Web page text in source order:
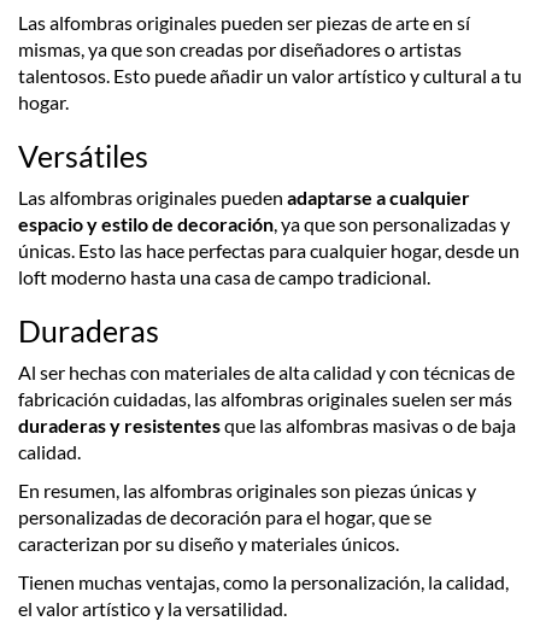
Las alfombras originales pueden ser piezas de arte en sí
mismas, ya que son creadas por diseñadores o artistas
talentosos. Esto puede añadir un valor artístico y cultural a tu
hogar.
Versátiles
Las alfombras originales pueden adaptarse a cualquier
espacio y estilo de decoración , ya que son personalizadas y
únicas. Esto las hace perfectas para cualquier hogar, desde un
loft moderno hasta una casa de campo tradicional.
Duraderas
Al ser hechas con materiales de alta calidad y con técnicas de
fabricación cuidadas, las alfombras originales suelen ser más
duraderas y resistentesque las alfombras masivas o de baja
calidad.
En resumen, las alfombras originales son piezas únicas y
personalizadas de decoración para el hogar, que se
caracterizan por su diseño y materiales únicos.
Tienen muchas ventajas, como la personalización, la calidad,
el valor artístico y la versatilidad.